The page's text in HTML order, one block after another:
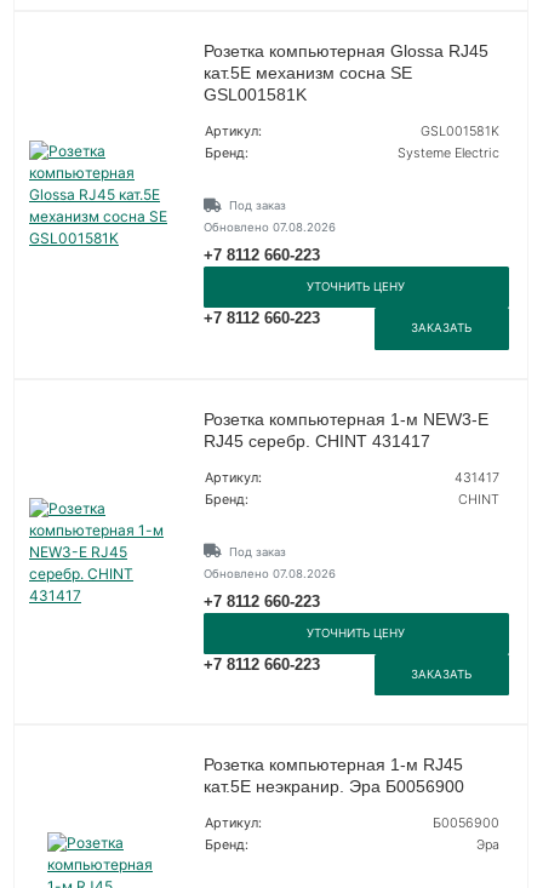
Розетка компьютерная Glossa RJ45
кат.5Е механизм сосна SE
GSL001581K
Артикул:
GSL001581K
Бренд:
Systeme Electric
Под заказ
Обновлено 07.08.2026
+7 8112 660-223
УТОЧНИТЬ ЦЕНУ
+7 8112 660-223
ЗАКАЗАТЬ
Розетка компьютерная 1-м NEW3-E
RJ45 серебр. CHINT 431417
Артикул:
431417
Бренд:
CHINT
Под заказ
Обновлено 07.08.2026
+7 8112 660-223
УТОЧНИТЬ ЦЕНУ
+7 8112 660-223
ЗАКАЗАТЬ
Розетка компьютерная 1-м RJ45
кат.5E неэкранир. Эра Б0056900
Артикул:
Б0056900
Бренд:
Эра